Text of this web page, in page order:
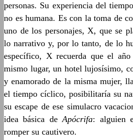
personas. Su experiencia del
no es humana. Es con la toma de
uno de los personajes, X, que se
lo narrativo y, por lo tanto, de lo
específico, X recuerda que el año
mismo lugar, un hotel lujosísimo,
y enamorado de la misma mujer,
el tiempo cíclico, posibilitaría su
su escape de ese simulacro
idea básica deApócrifa: alguien
romper su cautivero.